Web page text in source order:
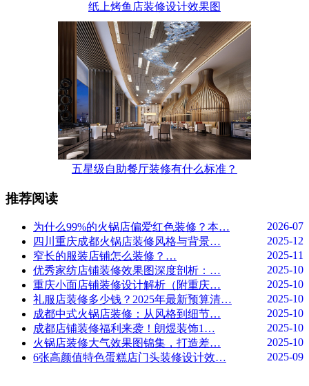
纸上烤鱼店装修设计效果图
五星级自助餐厅装修有什么标准？
推荐阅读
为什么99%的火锅店偏爱红色装修？本…
2026-07
四川重庆成都火锅店装修风格与背景…
2025-12
窄长的服装店铺怎么装修？…
2025-11
优秀家纺店铺装修效果图深度剖析：…
2025-10
重庆小面店铺装修设计解析（附重庆…
2025-10
礼服店装修多少钱？2025年最新预算清…
2025-10
成都中式火锅店装修：从风格到细节…
2025-10
成都店铺装修福利来袭！朗煜装饰1…
2025-10
火锅店装修大气效果图锦集，打造差…
2025-10
6张高颜值特色蛋糕店门头装修设计效…
2025-09